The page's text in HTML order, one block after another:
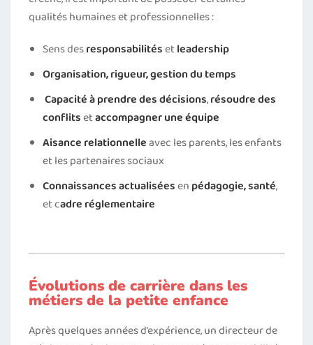
qualités humaines et professionnelles :
Sens desresponsabilitésetleadership
Organisation, rigueur, gestion du temps
Capacité àprendre des décisions,résoudre des
conflitsetaccompagner une équipe
Aisance relationnelleavec les parents, les enfants
et les partenaires sociaux
Connaissances actualiséesen pédagogie, santé,
et cadre réglementaire
Évolutions de carrière dans les
métiers de la petite enfance
Après quelques années d’expérience, un directeur de